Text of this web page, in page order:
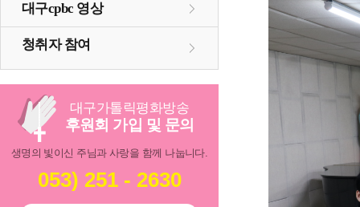
대구cpbc 영상
청취자 참여
대구가톨릭평화방송
후원회 가입 및 문의
생명의 빛이신 주님과 사랑을 함께 나눕니다.
053) 251 - 2630